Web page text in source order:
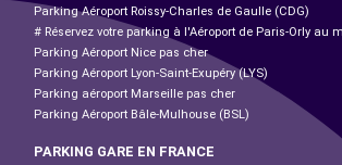
Parking Aéroport Roissy-Charles de Gaulle (CDG)
# Réservez votre parking à l'Aéroport de Paris-Orly au
Parking Aéroport Nice pas cher
Parking Aéroport Lyon-Saint-Exupéry (LYS)
Parking aéroport Marseille pas cher
Parking Aéroport Bâle-Mulhouse (BSL)
PARKING GARE EN FRANCE